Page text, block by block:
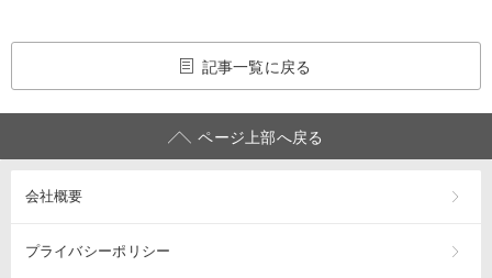
記事一覧に戻る
ページ上部へ戻る
会社概要
プライバシーポリシー